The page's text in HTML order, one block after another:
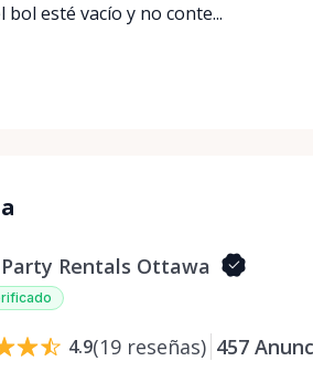
esté vacío y no conte...
Rentals Ottawa
4.9(19 reseñas) 457